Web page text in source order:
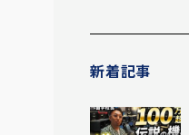
新着記事